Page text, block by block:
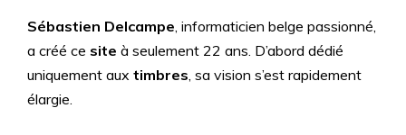
Sébastien Delcampe, informaticien belge passionné,
a créé ce site à seulement 22 ans. D’abord dédié
uniquement aux timbres, sa vision s’est rapidement
élargie.